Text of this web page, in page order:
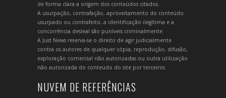
de forma clara a origem dos conteúdos citados.
A usurpação, contrafação, aproveitamento do conteúdo
usurpado ou contrafeito, a identificação ilegítima e a
concorrência desleal são puníveis criminalmente.
A Just News reserva-se o direito de agir judicialmente
contra os autores de qualquer cópia, reprodução, difusão,
exploração comercial não autorizadas ou outra utilização
não autorizada do conteúdo do site por terceiros.
NUVEM DE REFERÊNCIAS